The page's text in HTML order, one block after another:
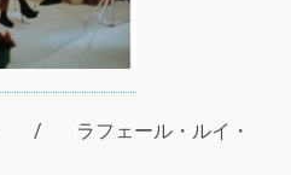
フェール・ルイ・